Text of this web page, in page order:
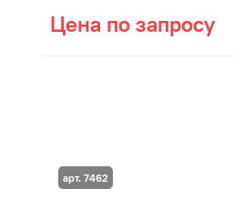
Цена по запросу
арт. 7462